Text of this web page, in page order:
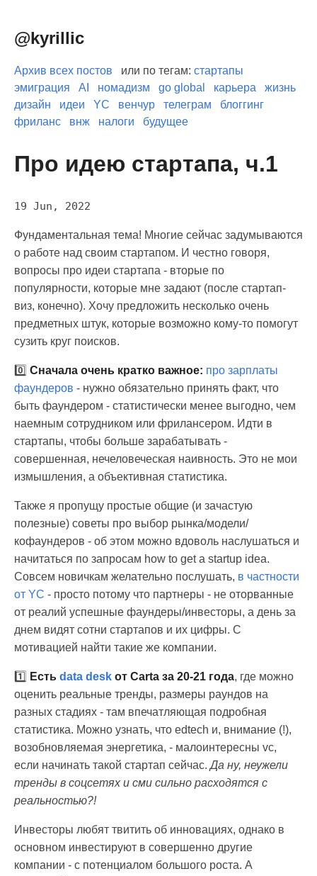
@kyrillic
Архив всех постов или по тегам: стартапы
эмиграция
AI номадизм go global карьера
жизнь
дизайн
идеи YC венчур телеграм
блоггинг
фриланс
внж налоги будущее
Про идею стартапа, ч.1
19 Jun, 2022
Фундаментальная тема! Многие сейчас задумываются
о работе над своим стартапом. И честно говоря,
вопросы про идеи стартапа - вторые по
популярности, которые мне задают (после стартап-
виз, конечно). Хочу предложить несколько очень
предметных штук, которые возможно кому-то помогут
сузить круг поисков.
0️⃣ Сначала очень кратко важное: про зарплаты
фаундеров - нужно обязательно принять факт, что
быть фаундером - статистически менее выгодно, чем
наемным сотрудником или фрилансером. Идти в
стартапы, чтобы больше зарабатывать -
совершенная, нечеловеческая наивность. Это не мои
измышления, а объективная статистика.
Также я пропущу простые общие (и зачастую
полезные) советы про выбор рынка/модели/
кофаундеров - об этом можно вдоволь наслушаться и
начитаться по запросам how to get a startup idea.
Совсем новичкам желательно послушать, в частности
от YC - просто потому что партнеры - не оторванные
от реалий успешные фаундеры/инвесторы, а день за
днем видят сотни стартапов и их цифры. С
мотивацией найти такие же компании.
1️⃣ Есть data desk от Carta за 20-21 года, где можно
оценить реальные тренды, размеры раундов на
разных стадиях - там впечатляющая подробная
статистика. Можно узнать, что edtech и, внимание (!),
возобновляемая энергетика, - малоинтересны vc,
если начинать такой стартап сейчас.Да ну, неужели
тренды в соцсетях и сми сильно расходятся с
реальностью?!
Инвесторы любят твитить об инновациях, однако в
основном инвестируют в совершенно другие
компании - с потенциалом большого роста. А